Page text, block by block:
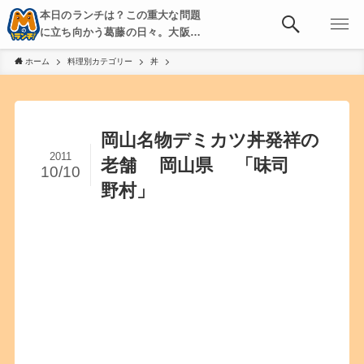
本日のランチは？この重大な問題
に立ち向かう葛藤の日々。大阪・
京都・神戸を中心とした食べ歩
き、飲み歩きを綴る。
ホーム 料理別カテゴリー 丼
岡山名物デミカツ丼発祥の
老舗 岡山県 「味司
野村」
2011
10/10